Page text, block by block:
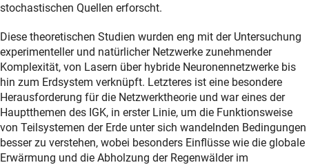
stochastischen Quellen erforscht.
Diese theoretischen Studien wurden eng mit der Untersuchung
experimenteller und natürlicher Netzwerke zunehmender
Komplexität, von Lasern über hybride Neuronennetzwerke bis
hin zum Erdsystem verknüpft. Letzteres ist eine besondere
Herausforderung für die Netzwerktheorie und war eines der
Hauptthemen des IGK, in erster Linie, um die Funktionsweise
von Teilsystemen der Erde unter sich wandelnden Bedingungen
besser zu verstehen, wobei besonders Einflüsse wie die globale
Erwärmung und die Abholzung der Regenwälder im